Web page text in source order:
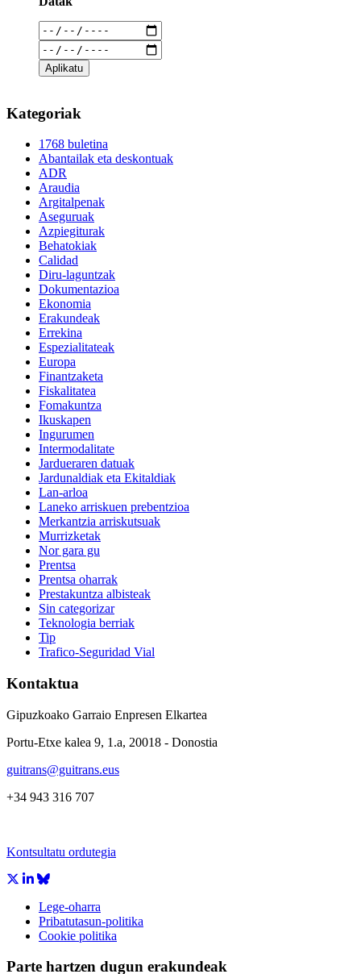
Kategoriak
1768 buletina
Abantailak eta deskontuak
ADR
Araudia
Argitalpenak
Aseguruak
Azpiegiturak
Behatokiak
Calidad
Diru-laguntzak
Dokumentazioa
Ekonomia
Erakundeak
Errekina
Espezialitateak
Europa
Finantzaketa
Fiskalitatea
Fomakuntza
Ikuskapen
Ingurumen
Intermodalitate
Jardueraren datuak
Jardunaldiak eta Ekitaldiak
Lan-arloa
Laneko arriskuen prebentzioa
Merkantzia arriskutsuak
Murrizketak
Nor gara gu
Prentsa
Prentsa oharrak
Prestakuntza albisteak
Sin categorizar
Teknologia berriak
Tip
Trafico-Seguridad Vial
Kontaktua
Gipuzkoako Garraio Enpresen Elkartea
Portu-Etxe kalea 9, 1.a, 20018 - Donostia
guitrans@guitrans.eus
+34 943 316 707
Kontsultatu ordutegia
Lege-oharra
Pribatutasun-politika
Cookie politika
Parte hartzen dugun erakundeak